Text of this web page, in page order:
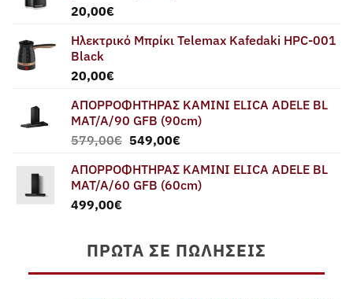
20,00€
Ηλεκτρικό Μπρίκι Telemax Kafedaki HPC-001
Black
20,00€
ΑΠΟΡΡΟΦΗΤΗΡΑΣ ΚΑΜΙΝΙ ELICA ADELE BL
MAT/A/90 GFB (90cm)
579,00€ Original
was:
579,00€.
549,00€Η
τιμή
είναι:
ΑΠΟΡΡΟΦΗΤΗΡΑΣ ΚΑΜΙΝΙ ELICA ADELE BL
MAT/A/60 GFB (60cm)
499,00€
ΠΡΏΤΑ ΣΕ ΠΩΛΉΣΕΙΣ